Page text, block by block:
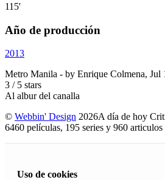
115'
Año de producción
2013
Metro Manila - by Enrique Colmena, Jul
3 / 5 stars
Al albur del canalla
© Webbin' Design 2026A día de hoy
6460 películas, 195 series y 960 articulos
Uso de cookies